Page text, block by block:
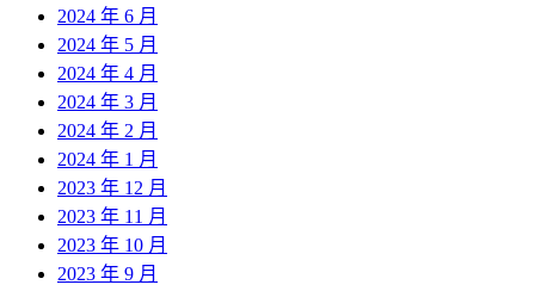
2024 年 6 月
2024 年 5 月
2024 年 4 月
2024 年 3 月
2024 年 2 月
2024 年 1 月
2023 年 12 月
2023 年 11 月
2023 年 10 月
2023 年 9 月